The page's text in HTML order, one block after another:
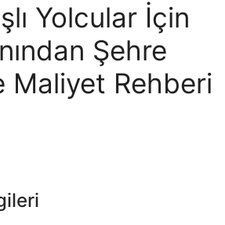
Yolcular İçin
Şehre
Maliyet Rehberi